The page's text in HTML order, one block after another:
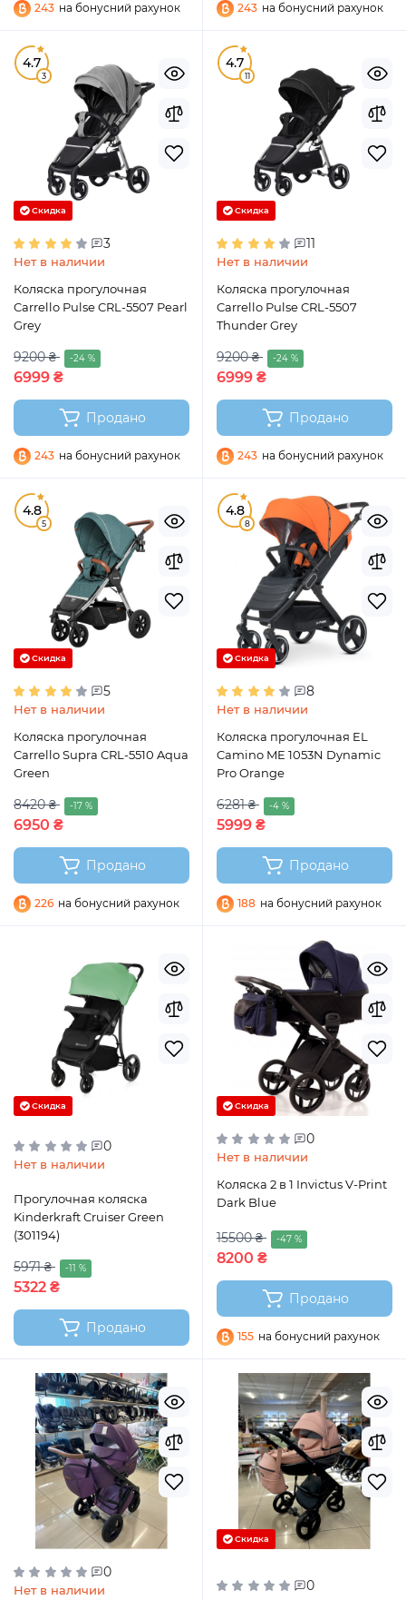
243 на бонусний рахунок 243 на бонусний рахунок
4.7
3
Скидка
3
Нет в наличии
Коляска прогулочная
Carrello Pulse CRL-5507 Pearl
Grey
9200 ₴ -24 %
6999 ₴
Продано
243 на бонусний рахунок
4.7
11
Скидка
11
Нет в наличии
Коляска прогулочная
Carrello Pulse CRL-5507
Thunder Grey
9200 ₴ -24 %
6999 ₴
Продано
243 на бонусний рахунок
4.8
5
Скидка
5
Нет в наличии
Коляска прогулочная
Carrello Supra CRL-5510 Aqua
Green
8420 ₴ -17 %
6950 ₴
Продано
226 на бонусний рахунок
4.8
8
Скидка
8
Нет в наличии
Коляска прогулочная EL
Camino ME 1053N Dynamic
Pro Orange
6281 ₴ -4 %
5999 ₴
Продано
188 на бонусний рахунок
Скидка
0
Нет в наличии
Прогулочная коляска
Kinderkraft Cruiser Green
(301194)
5971 ₴ -11 %
5322 ₴
Продано
Скидка
0
Нет в наличии
Коляска 2 в 1 Invictus V-Print
Dark Blue
15500 ₴ -47 %
8200 ₴
Продано
155 на бонусний рахунок
0
Нет в наличии
Скидка
0